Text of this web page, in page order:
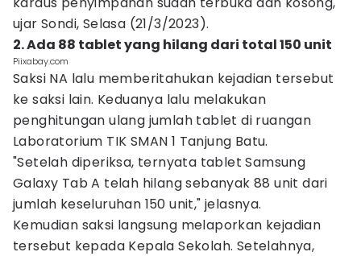
ujar Sondi, Selasa (21/3/2023).
2. Ada 88 tablet yang hilang dari total 150 unit
Piixabay.com
Saksi NA lalu memberitahukan kejadian tersebut
ke saksi lain. Keduanya lalu melakukan
penghitungan ulang jumlah tablet di ruangan
Laboratorium TIK SMAN 1 Tanjung Batu.
"Setelah diperiksa, ternyata tablet Samsung
Galaxy Tab A telah hilang sebanyak 88 unit dari
jumlah keseluruhan 150 unit," jelasnya.
Kemudian saksi langsung melaporkan kejadian
tersebut kepada Kepala Sekolah. Setelahnya,